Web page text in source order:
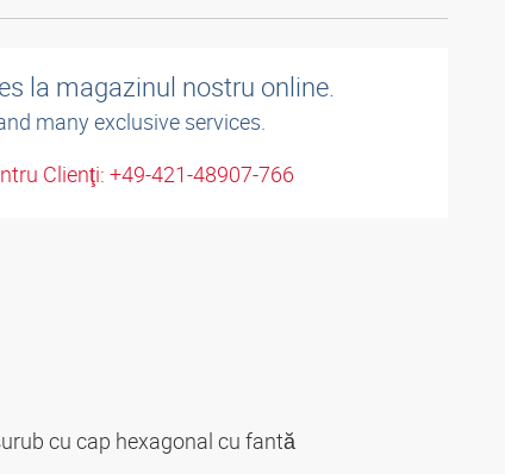
la magazinul nostru online.
many exclusive services.
Clienţi: +49-421-48907-766
cu cap hexagonal cu fantă